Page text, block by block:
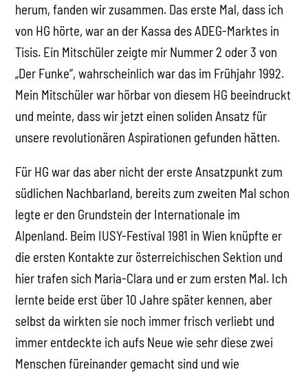
herum, fanden wir zusammen. Das erste Mal, dass ich
von HG hörte, war an der Kassa des ADEG-Marktes in
Tisis. Ein Mitschüler zeigte mir Nummer 2 oder 3 von
„Der Funke“, wahrscheinlich war das im Frühjahr 1992.
Mein Mitschüler war hörbar von diesem HG beeindruckt
und meinte, dass wir jetzt einen soliden Ansatz für
unsere revolutionären Aspirationen gefunden hätten.
Für HG war das aber nicht der erste Ansatzpunkt zum
südlichen Nachbarland, bereits zum zweiten Mal schon
legte er den Grundstein der Internationale im
Alpenland. Beim IUSY-Festival 1981 in Wien knüpfte er
die ersten Kontakte zur österreichischen Sektion und
hier trafen sich Maria-Clara und er zum ersten Mal. Ich
lernte beide erst über 10 Jahre später kennen, aber
selbst da wirkten sie noch immer frisch verliebt und
immer entdeckte ich aufs Neue wie sehr diese zwei
Menschen füreinander gemacht sind und wie